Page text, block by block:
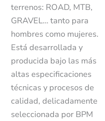
terrenos: ROAD, MTB,
GRAVEL… tanto para
hombres como mujeres.
Está desarrollada y
producida bajo las más
altas especificaciones
técnicas y procesos de
calidad, delicadamente
seleccionada por BPM